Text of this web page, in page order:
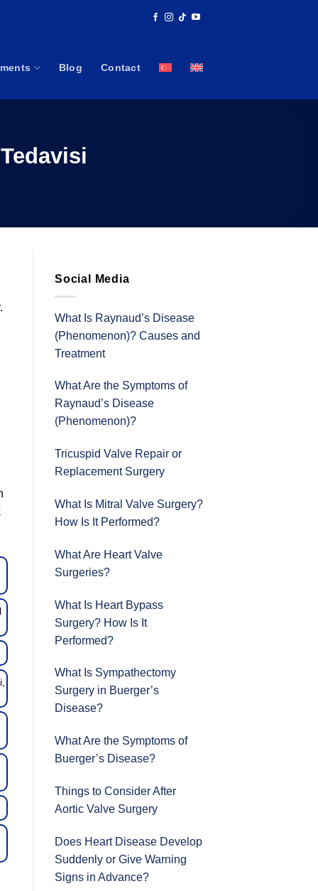
Blog Contact
Social Media
What Is Raynaud’s Disease
(Phenomenon)? Causes and
Treatment
What Are the Symptoms of
Raynaud’s Disease
(Phenomenon)?
Tricuspid Valve Repair or
Replacement Surgery
What Is Mitral Valve Surgery?
How Is It Performed?
What Are Heart Valve
Surgeries?
What Is Heart Bypass
Surgery? How Is It
Performed?
What Is Sympathectomy
Surgery in Buerger’s
Disease?
What Are the Symptoms of
Buerger’s Disease?
Things to Consider After
Aortic Valve Surgery
Does Heart Disease Develop
Suddenly or Give Warning
Signs in Advance?